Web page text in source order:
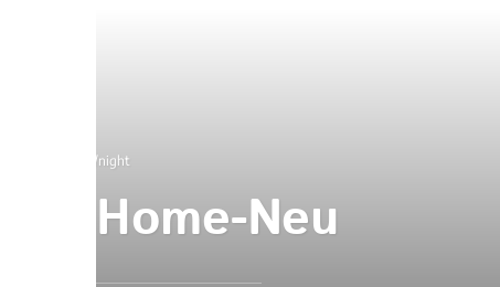
/night
Home-Neu